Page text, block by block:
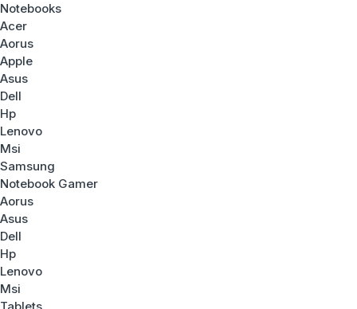
Notebooks
Acer
Aorus
Apple
Asus
Dell
Hp
Lenovo
Msi
Samsung
Notebook Gamer
Aorus
Asus
Dell
Hp
Lenovo
Msi